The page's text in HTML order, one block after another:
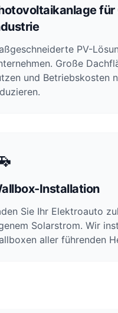
für
PV-
Große
und Betriebskosten
Installation
Sie Ihr Elektroauto
Solarstrom. Wir
aller führenden